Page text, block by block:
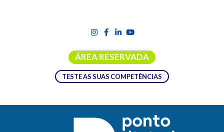
ÁREA RESERVADA
TESTE AS SUAS COMPETÊNCIAS